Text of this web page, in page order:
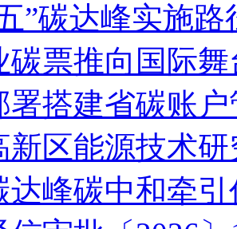
”碳达峰实施
碳票推向国际舞
署搭建省碳账
新区能源技术
达峰碳中和牵